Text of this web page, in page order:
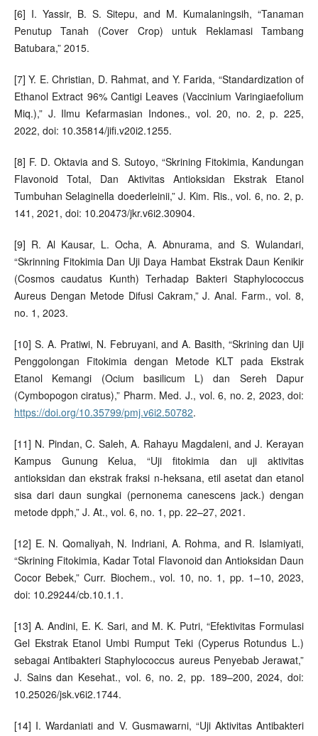
[6] I. Yassir, B. S. Sitepu, and M. Kumalaningsih, “Tanaman
Penutup Tanah (Cover Crop) untuk Reklamasi Tambang
Batubara,” 2015.
[7] Y. E. Christian, D. Rahmat, and Y. Farida, “Standardization of
Ethanol Extract 96% Cantigi Leaves (Vaccinium Varingiaefolium
Miq.),” J. Ilmu Kefarmasian Indones., vol. 20, no. 2, p. 225,
2022, doi: 10.35814/jifi.v20i2.1255.
[8] F. D. Oktavia and S. Sutoyo, “Skrining Fitokimia, Kandungan
Flavonoid Total, Dan Aktivitas Antioksidan Ekstrak Etanol
Tumbuhan Selaginella doederleinii,” J. Kim. Ris., vol. 6, no. 2, p.
141, 2021, doi: 10.20473/jkr.v6i2.30904.
[9] R. Al Kausar, L. Ocha, A. Abnurama, and S. Wulandari,
“Skrinning Fitokimia Dan Uji Daya Hambat Ekstrak Daun Kenikir
(Cosmos caudatus Kunth) Terhadap Bakteri Staphylococcus
Aureus Dengan Metode Difusi Cakram,” J. Anal. Farm., vol. 8,
no. 1, 2023.
[10] S. A. Pratiwi, N. Februyani, and A. Basith, “Skrining dan Uji
Penggolongan Fitokimia dengan Metode KLT pada Ekstrak
Etanol Kemangi (Ocium basilicum L) dan Sereh Dapur
(Cymbopogon ciratus),” Pharm. Med. J., vol. 6, no. 2, 2023, doi:
https://doi.org/10.35799/pmj.v6i2.50782.
[11] N. Pindan, C. Saleh, A. Rahayu Magdaleni, and J. Kerayan
Kampus Gunung Kelua, “Uji fitokimia dan uji aktivitas
antioksidan dan ekstrak fraksi n-heksana, etil asetat dan etanol
sisa dari daun sungkai (pernonema canescens jack.) dengan
metode dpph,” J. At., vol. 6, no. 1, pp. 22–27, 2021.
[12] E. N. Qomaliyah, N. Indriani, A. Rohma, and R. Islamiyati,
“Skrining Fitokimia, Kadar Total Flavonoid dan Antioksidan Daun
Cocor Bebek,” Curr. Biochem., vol. 10, no. 1, pp. 1–10, 2023,
doi: 10.29244/cb.10.1.1.
[13] A. Andini, E. K. Sari, and M. K. Putri, “Efektivitas Formulasi
Gel Ekstrak Etanol Umbi Rumput Teki (Cyperus Rotundus L.)
sebagai Antibakteri Staphylococcus aureus Penyebab Jerawat,”
J. Sains dan Kesehat., vol. 6, no. 2, pp. 189–200, 2024, doi:
10.25026/jsk.v6i2.1744.
[14] I. Wardaniati and V. Gusmawarni, “Uji Aktivitas Antibakteri